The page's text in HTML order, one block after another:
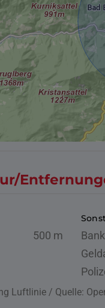
500 m Bank
Luftlinie / Quelle: